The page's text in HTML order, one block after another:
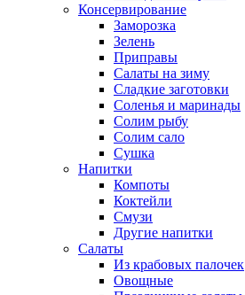
Консервирование
Заморозка
Зелень
Приправы
Салаты на зиму
Сладкие заготовки
Соленья и маринады
Солим рыбу
Солим сало
Сушка
Напитки
Компоты
Коктейли
Смузи
Другие напитки
Салаты
Из крабовых палочек
Овощные